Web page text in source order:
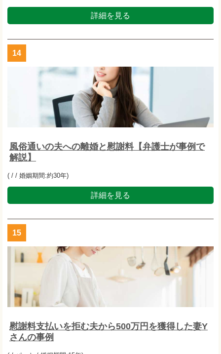
詳細を見る
14
風俗通いの夫への離婚と慰謝料【弁護士が事例で
解説】
( / / 婚姻期間:約30年)
詳細を見る
15
慰謝料支払いを拒む夫から500万円を獲得した妻Y
さんの事例